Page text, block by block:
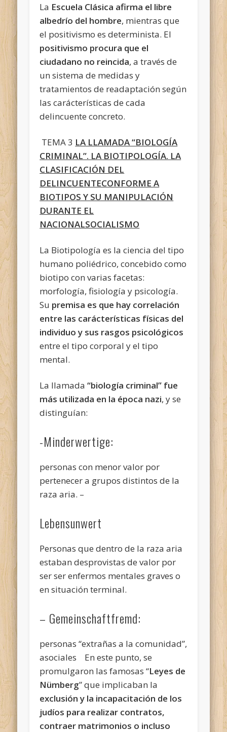
La Escuela Clásica afirma el libre
albedrío del hombre, mientras que
el positivismo es determinista. El
positivismo procura que el
ciudadano no reincida, a través de
un sistema de medidas y
tratamientos de readaptación según
las carácterísticas de cada
delincuente concreto.
TEMA 3 LA LLAMADA “BIOLOGÍA
CRIMINAL”. LA BIOTIPOLOGÍA. LA
CLASIFICACIÓN DEL
DELINCUENTECONFORME A
BIOTIPOS Y SU MANIPULACIÓN
DURANTE EL
NACIONALSOCIALISMO
La Biotipología es la ciencia del tipo
humano poliédrico, concebido como
biotipo con varias facetas:
morfología, fisiología y psicología.
Su premisa es que hay correlación
entre las carácterísticas físicas del
individuo y sus rasgos psicológicos
entre el tipo corporal y el tipo
mental.
La llamada“biología criminal” fue
más utilizada en la época nazi, y se
distinguían:
-Minderwertige:
personas con menor valor por
pertenecer a grupos distintos de la
raza aria. –
Lebensunwert
Personas que dentro de la raza aria
estaban desprovistas de valor por
ser ser enfermos mentales graves o
en situación terminal.
– Gemeinschaftfremd:
personas “extrañas a la comunidad”,
asociales En este punto, se
promulgaron las famosas “Leyes de
Nümberg” que implicaban la
exclusión y la incapacitación de los
judíos para realizar contratos,
contraer matrimonios o incluso